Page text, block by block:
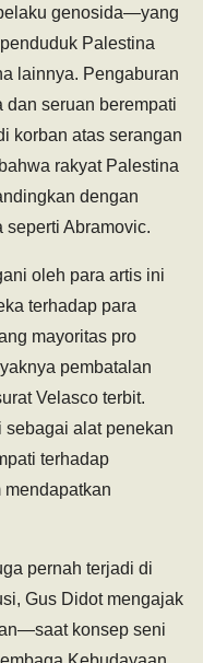
genosida—yang
Palestina
lainnya. Pengaburan
seruan berempati
korban atas serangan
rakyat Palestina
dengan
seperti Abramovic.
oleh para artis ini
terhadap para
mayoritas pro
pembatalan
Velasco terbit.
sebagai alat penekan
terhadap
pernah terjadi di
Gus Didot mengajak
konsep seni